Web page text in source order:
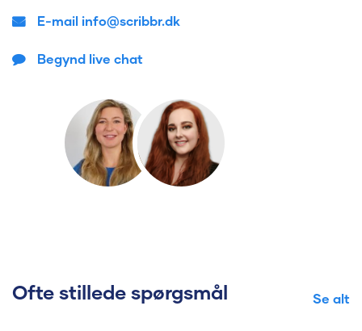
E-mail info@scribbr.dk
Begynd live chat
Ofte stillede spørgsmål Se alt